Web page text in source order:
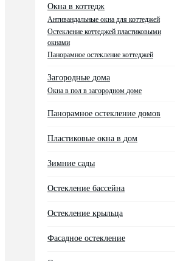
Окна в коттедж
Антивандальные окна для коттеджей
Остекление коттеджей пластиковыми
окнами
Панорамное остекление коттеджей
Загородные дома
Окна в пол в загородном доме
Панорамное остекление домов
Пластиковые окна в дом
Зимние сады
Остекление бассейна
Остекление крыльца
Фасадное остекление